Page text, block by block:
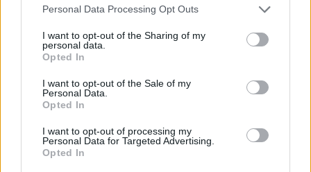
negar su consentimiento. Tenga en cuenta que algún
de su consentimiento, pero usted tiene el derecho de
rechazar tal procesamiento. Sus preferencias se aplicarán
cualquier momento entrando de nuevo en este sitio web o
visitando nuestra política de privacidad.
Personal Data Processing Opt Outs
I want to opt-out of the Sharing of my
personal data.
Opted In
I want to opt-out of the Sale of my
Personal Data.
Opted In
I want to opt-out of processing my
Personal Data for Targeted Advertising.
Opted In